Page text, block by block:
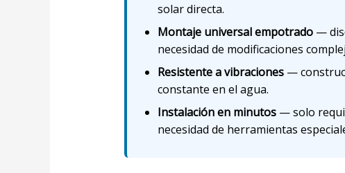
solar directa.
Montaje universal empotrado—
necesidad de modificaciones
Resistente a vibraciones—
constante en el agua.
Instalación en minutos— solo
necesidad de herramientas